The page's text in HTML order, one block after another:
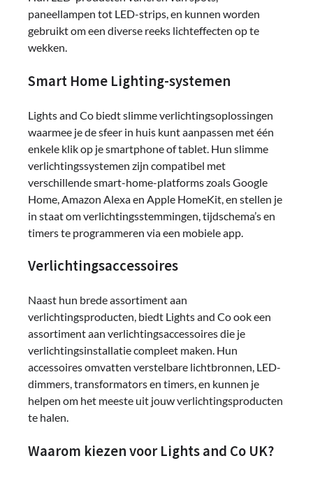
paneellampen tot LED-strips, en kunnen worden
gebruikt om een ​​diverse reeks lichteffecten op te
wekken.
Smart Home Lighting-systemen
Lights and Co biedt slimme verlichtingsoplossingen
waarmee je de sfeer in huis kunt aanpassen met één
enkele klik op je smartphone of tablet. Hun slimme
verlichtingssystemen zijn compatibel met
verschillende smart-home-platforms zoals Google
Home, Amazon Alexa en Apple HomeKit, en stellen je
in staat om verlichtingsstemmingen, tijdschema’s en
timers te programmeren via een mobiele app.
Verlichtingsaccessoires
Naast hun brede assortiment aan
verlichtingsproducten, biedt Lights and Co ook een
assortiment aan verlichtingsaccessoires die je
verlichtingsinstallatie compleet maken. Hun
accessoires omvatten verstelbare lichtbronnen, LED-
dimmers, transformators en timers, en kunnen je
helpen om het meeste uit jouw verlichtingsproducten
te halen.
Waarom kiezen voor Lights and Co UK?